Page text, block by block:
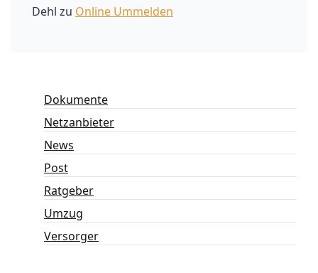
Dehl zu Online Ummelden
Dokumente
Netzanbieter
News
Post
Ratgeber
Umzug
Versorger